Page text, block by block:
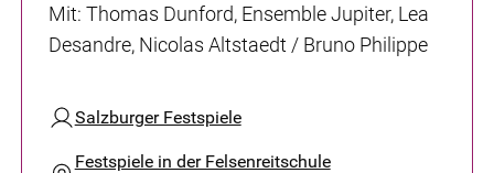
Mit: Thomas Dunford, Ensemble Jupiter, Lea
Desandre, Nicolas Altstaedt / Bruno Philippe
Salzburger Festspiele
Festspiele in der Felsenreitschule